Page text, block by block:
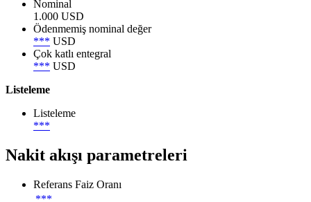
Nominal
1.000 USD
Ödenmemiş nominal değer
*** USD
Çok katlı entegral
*** USD
Listeleme
Listeleme
***
Nakit akışı parametreleri
Referans Faiz Oranı
***